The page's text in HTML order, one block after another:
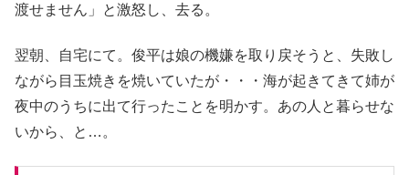
渡せません」と激怒し、去る。
翌朝、自宅にて。俊平は娘の機嫌を取り戻そうと、失敗し
ながら目玉焼きを焼いていたが・・・海が起きてきて姉が
夜中のうちに出て行ったことを明かす。あの人と暮らせな
いから、と…。